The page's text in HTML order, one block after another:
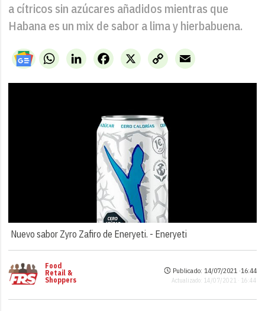
a cítricos sin azúcares añadidos mientras que
Habana es un mix de sabor a lima y hierbabuena.
WhatsAppLinkedIn X
Facebook
Copy
Link
Email
Nuevo sabor Zyro Zafiro de Eneryeti. - Eneryeti
Food
Retail &
Shoppers
Publicado: 14/07/2021 ·16:44
Actualizado: 14/07/2021 · 16:44